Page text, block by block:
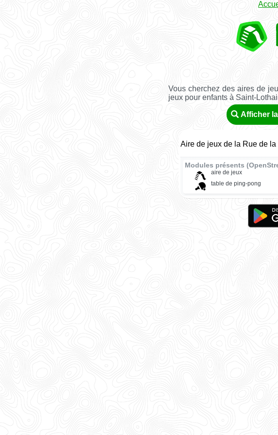
Vous cherchez des aires de
jeux pour enfants à Saint-
Afficher
Aire de jeux de la Rue de la
Modules présents
aire de jeux
table de ping-pong